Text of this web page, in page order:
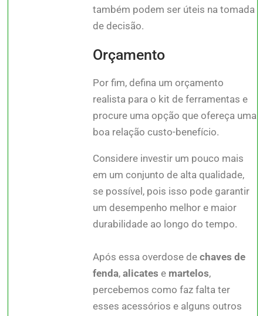
também podem ser úteis na tomada
de decisão.
Orçamento
Por fim, defina um orçamento
realista para o kit de ferramentas e
procure uma opção que ofereça uma
boa relação custo-benefício.
Considere investir um pouco mais
em um conjunto de alta qualidade,
se possível, pois isso pode garantir
um desempenho melhor e maior
durabilidade ao longo do tempo.
Após essa overdose de chaves de
fenda,alicates e martelos,
percebemos como faz falta ter
esses acessórios e alguns outros